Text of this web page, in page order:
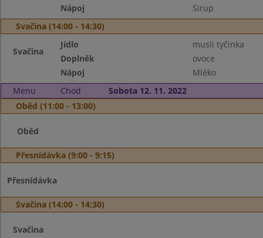
Nápoj
Sirup
Svačina (14:00 - 14:30)
Svačina
Jídlo
musli tyčinka
Doplněk
ovoce
Nápoj
Mléko
Menu
Chod
Sobota 12. 11. 2022
Oběd (11:00 - 13:00)
Oběd
Přesnídávka (9:00 - 9:15)
Přesnídávka
Svačina (14:00 - 14:30)
Svačina